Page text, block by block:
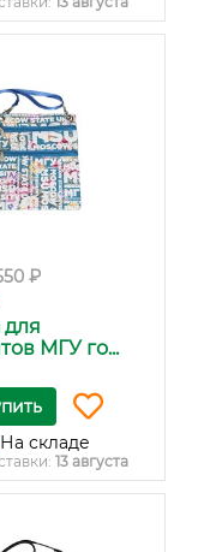
₽
для
МГУ го...
складе
13 августа